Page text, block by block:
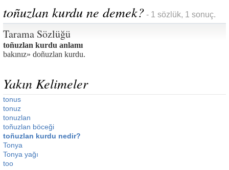
toñuzlan kurdu ne demek? - 1 sözlük, 1 sonuç.
Tarama Sözlüğü
toñuzlan kurdu anlamı
bakınız» doñuzlan kurdu.
Yakın Kelimeler
tonus
tonuz
tonuzlan
toñuzlan böceği
toñuzlan kurdu nedir?
Tonya
Tonya yağı
too